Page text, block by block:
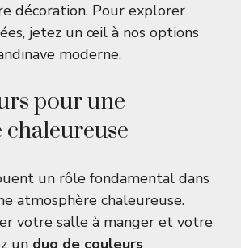
décoration. Pour explorer
jetez un œil à nos options
moderne.
pour une
un rôle fondamental dans
atmosphère chaleureuse.
votre salle à manger et votre